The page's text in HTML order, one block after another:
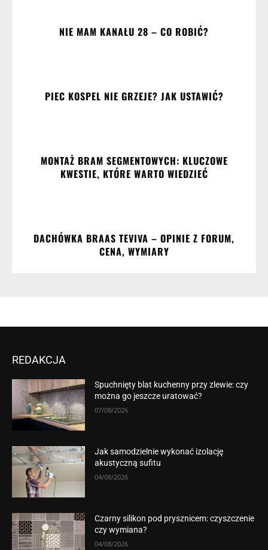
NIE MAM KANAŁU 28 – CO ROBIĆ?
PIEC KOSPEL NIE GRZEJE? JAK USTAWIĆ?
MONTAŻ BRAM SEGMENTOWYCH: KLUCZOWE
KWESTIE, KTÓRE WARTO WIEDZIEĆ
DACHÓWKA BRAAS TEVIVA – OPINIE Z FORUM,
CENA, WYMIARY
REDAKCJA
Spuchnięty blat kuchenny przy zlewie: czy
można go jeszcze uratować?
07/08/2026
Jak samodzielnie wykonać izolację
akustyczną sufitu
04/08/2026
Czarny silikon pod prysznicem: czyszczenie
czy wymiana?
04/08/2026